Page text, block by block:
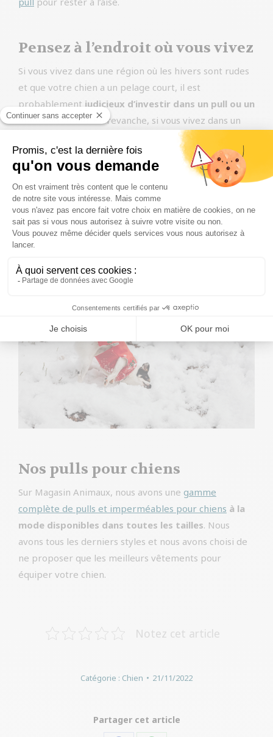
Pensez à l’endroit où vous vivez
Si vous vivez dans une région où les hivers sont rudes
et que votre chien a un pelage court, il est
probablement judicieux d’investir dans un pull ou un
manteau chaud. En revanche, si vous vivez dans un
climat plus doux ou si votre chien a un pelage plus
épais, un pull n’est peut-être pas nécessaire. En
définitive, la meilleure façon de décider si votre chien
a besoin d’unpull d’hiverest d’utiliser votre jugement
et de consulter votre vétérinaire. Avec son aide, vous
pourrez garder votre ami à fourrure au chaud et à
l’aise tout au long de l’hiver.
Nos pulls pour chiens
Sur Magasin Animaux, nous avons une gamme
complète de pulls et imperméables pour chiens à la
mode disponibles dans toutes les tailles. Nous
avons tous les derniers styles et nous avons choisi de
ne proposer que les meilleurs vêtements pour
équiper votre chien.
Notez cet article
Catégorie : Chien 21/11/2022
Partager cet article